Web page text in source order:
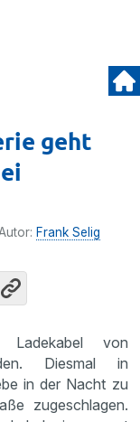
geht
Frank Selig
von
Diesmal in
in der Nacht zu
zugeschlagen.